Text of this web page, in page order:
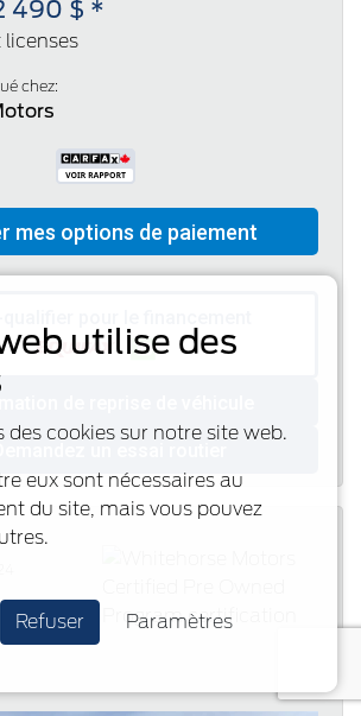
490 $ *
licenses
chez:
utilise des
des cookies sur notre site web.
eux sont nécessaires au
du site, mais vous pouvez
Refuser Paramètres